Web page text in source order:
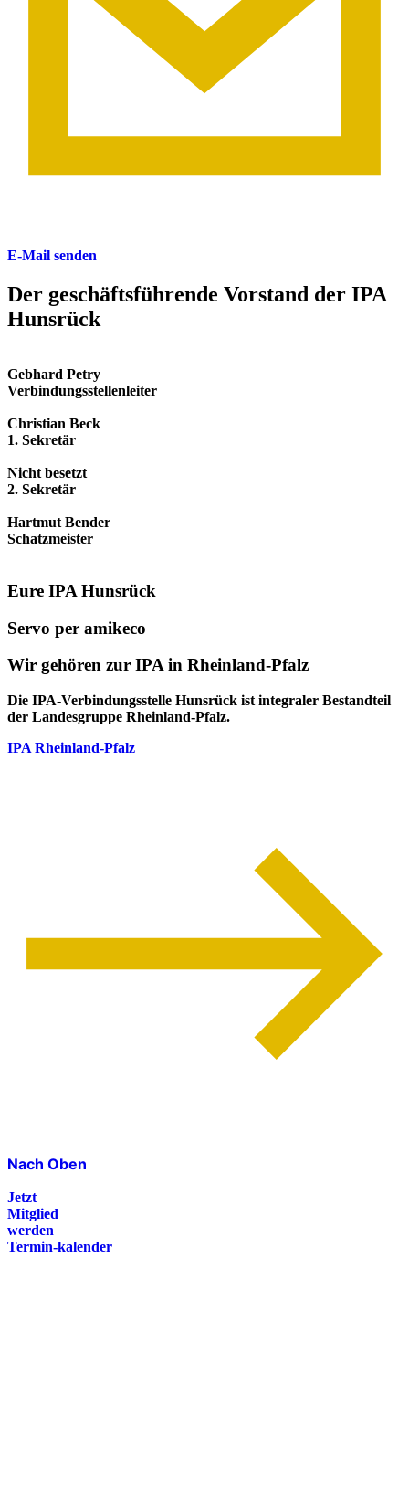
E-Mail senden
Der geschäfts­führende Vorstand der IPA
Hunsrück
Gebhard Petry
Verbindungsstellenleiter
Christian Beck
1. Sekretär
Nicht besetzt
2. Sekretär
Hartmut Bender
Schatzmeister
Eure IPA Hunsrück
Servo per amikeco
Wir gehören zur IPA in Rheinland-Pfalz
Die IPA-Verbindungsstelle Hunsrück ist integraler Bestandteil
der Landesgruppe Rheinland-Pfalz.
IPA Rheinland-Pfalz
Nach Oben
Jetzt
Mitglied
werden
Termin-kalender